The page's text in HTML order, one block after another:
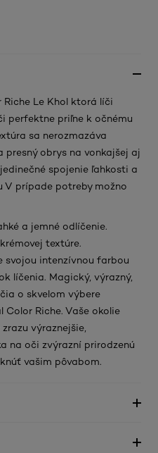
Riche Le Khol ktorá líči
perfektne priľne k očnému
sa nerozmazáva
obrys na vonkajšej aj
spojenie ľahkosti a
V prípade potreby možno
a jemné odlíčenie.
textúre.
svojou intenzívnou farbou
líčenia. Magický, výrazný,
o skvelom výbere
Color Riche. Vaše okolie
výraznejšie,
na oči zvýrazní prirodzenú
vašim pôvabom.